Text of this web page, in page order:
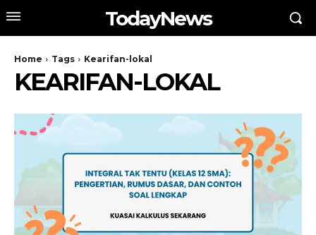
TodayNews
Home Tags Kearifan-lokal
KEARIFAN-LOKAL